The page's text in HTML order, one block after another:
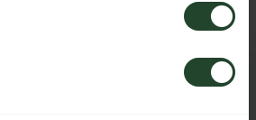
reviews